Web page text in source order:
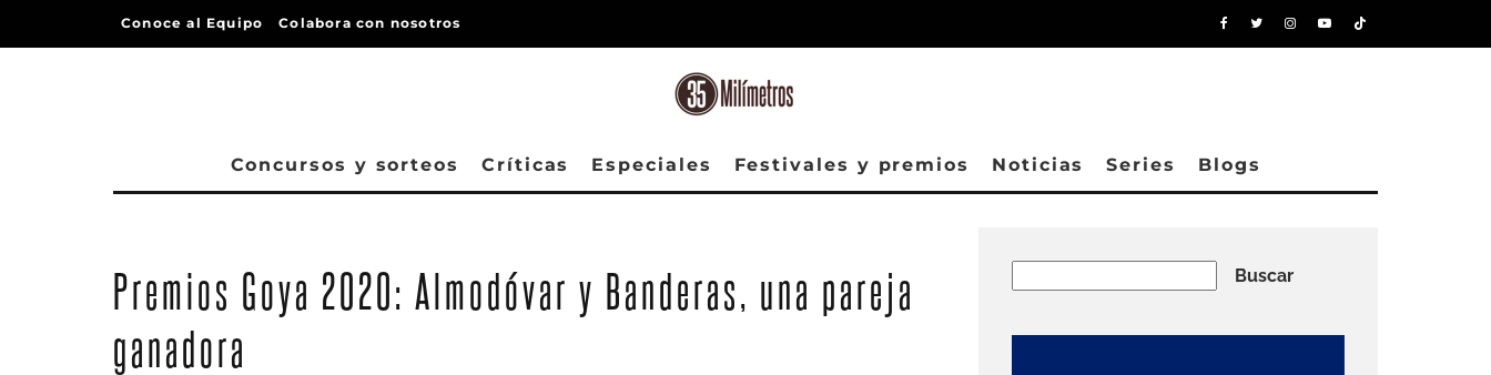
Conoce al Equipo Colabora con nosotros
Concursos y sorteos Críticas Especiales Festivales y premios Noticias Series Blogs
Premios Goya 2020: Almodóvar y Banderas, una pareja
ganadora
Buscar